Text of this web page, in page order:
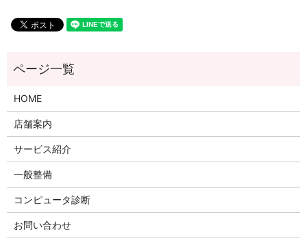
HOME
店舗案内
サービス紹介
一般整備
コンピュータ診断
お問い合わせ